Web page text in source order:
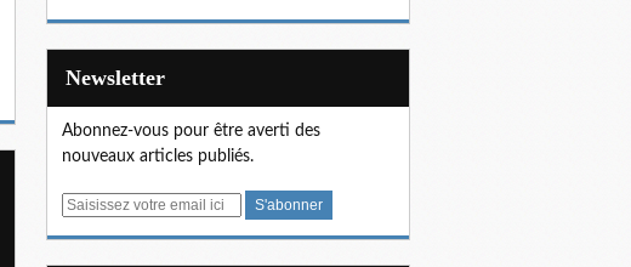
Newsletter
Abonnez-vous pour être averti des
nouveaux articles publiés.
E